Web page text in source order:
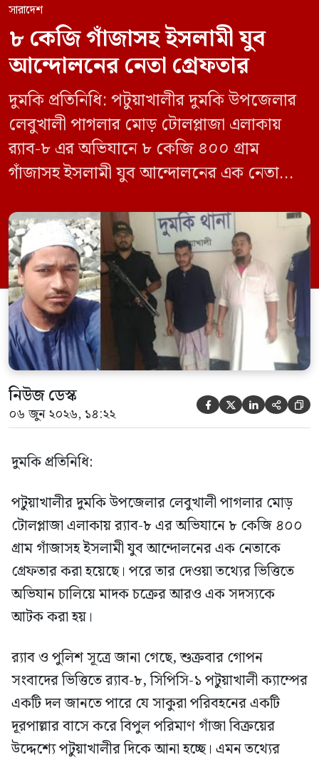
সারাদেশ
৮ কেজি গাঁজাসহ ইসলামী যুব
আন্দোলনের নেতা গ্রেফতার
দুমকি প্রতিনিধি: পটুয়াখালীর দুমকি উপজেলার
লেবুখালী পাগলার মোড় টোলপ্লাজা এলাকায়
র‍্যাব-৮ এর অভিযানে ৮ কেজি ৪০০ গ্রাম
গাঁজাসহ ইসলামী যুব আন্দোলনের এক নেতাকে
ভিত্তিতে অভিযান চালিয়ে মাদক চক্রের আরও
এক সদস্যকে আটক করা হয়। র‍্যাব ও পুলিশ
সূত্রে জানা গেছে, শুক্রবার গোপন সংবাদের
ভিত্তিতে র‍্যাব-৮, সিপিসি-১ পটুয়াখালী ক্যাম্পের
[…]
নিউজ ডেস্ক
০৬ জুন ২০২৬, ১৪:২২     
দুমকি প্রতিনিধি:
পটুয়াখালীর দুমকি উপজেলার লেবুখালী পাগলার মোড়
টোলপ্লাজা এলাকায় র‍্যাব-৮ এর অভিযানে ৮ কেজি ৪০০
গ্রাম গাঁজাসহ ইসলামী যুব আন্দোলনের এক নেতাকে
গ্রেফতার করা হয়েছে। পরে তার দেওয়া তথ্যের ভিত্তিতে
অভিযান চালিয়ে মাদক চক্রের আরও এক সদস্যকে
আটক করা হয়।
র‍্যাব ও পুলিশ সূত্রে জানা গেছে, শুক্রবার গোপন
সংবাদের ভিত্তিতে র‍্যাব-৮, সিপিসি-১ পটুয়াখালী ক্যাম্পের
একটি দল জানতে পারে যে সাকুরা পরিবহনের একটি
দূরপাল্লার বাসে করে বিপুল পরিমাণ গাঁজা বিক্রয়ের
উদ্দেশ্যে পটুয়াখালীর দিকে আনা হচ্ছে। এমন তথ্যের